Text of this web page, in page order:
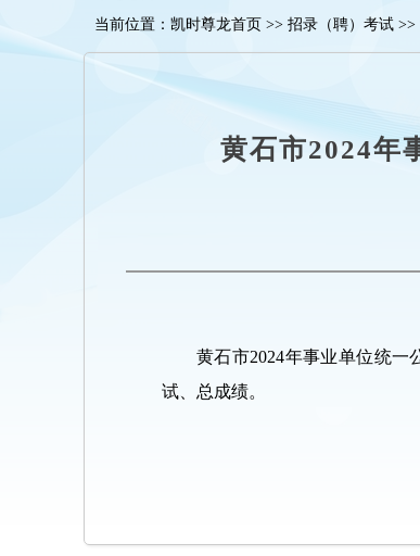
当前位置：凯时尊龙首页 >> 招录（聘）考试
黄石市2024年
黄石市2024年事业单位统
试、总成绩。